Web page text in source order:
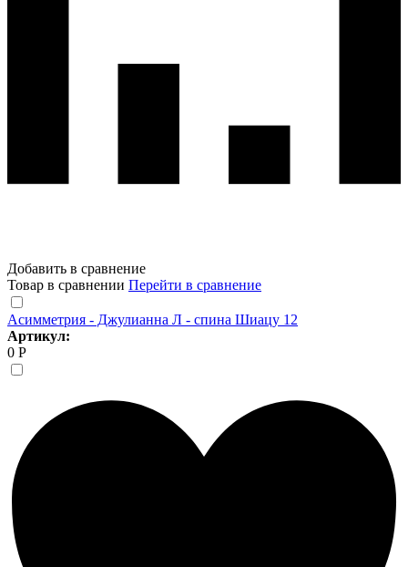
Добавить в сравнение
Товар в сравнении Перейти в сравнение
Асимметрия - Джулианна Л - спина Шиацу 12
Артикул:
0 Р